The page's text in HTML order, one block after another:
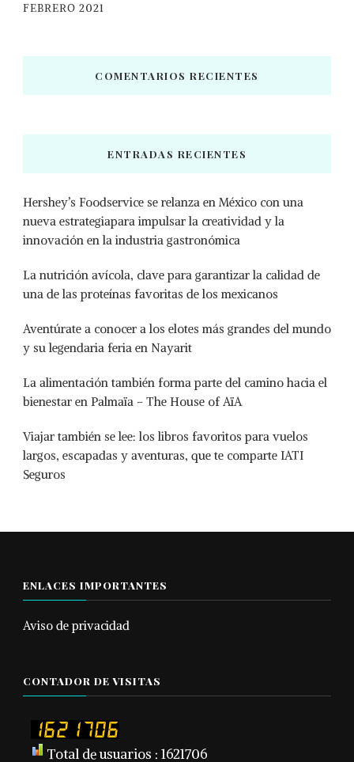
FEBRERO 2021
COMENTARIOS RECIENTES
ENTRADAS RECIENTES
Hershey’s Foodservice se relanza en México con una
nueva estrategiapara impulsar la creatividad y la
innovación en la industria gastronómica
La nutrición avícola, clave para garantizar la calidad de
una de las proteínas favoritas de los mexicanos
Aventúrate a conocer a los elotes más grandes del mundo
y su legendaria feria en Nayarit
La alimentación también forma parte del camino hacia el
bienestar en Palmaïa – The House of AïA
Viajar también se lee: los libros favoritos para vuelos
largos, escapadas y aventuras, que te comparte IATI
Seguros
ENLACES IMPORTANTES
Aviso de privacidad
CONTADOR DE VISITAS
Total de usuarios : 1621706